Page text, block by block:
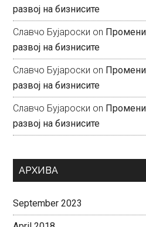
развој на бизнисите
Славчо Бујароски on
развој на бизнисите
Славчо Бујароски on
развој на бизнисите
Славчо Бујароски on
развој на бизнисите
АРХИВА
September 2023